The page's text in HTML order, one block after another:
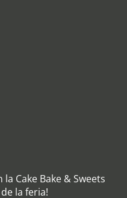
Cake Bake & Sweets
la feria!